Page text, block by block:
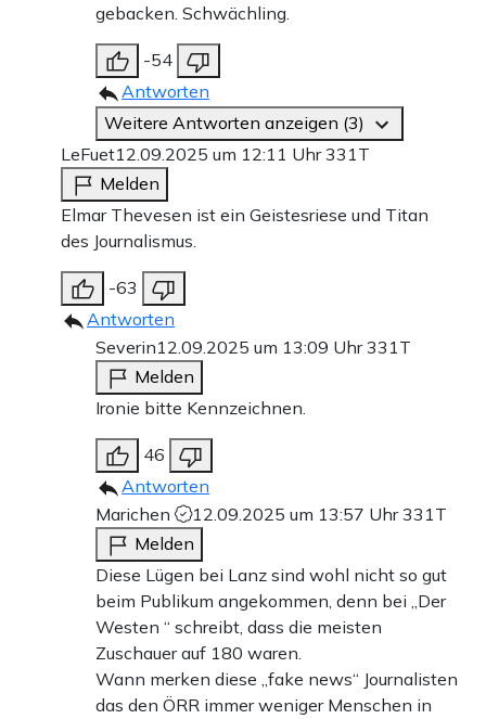
gebacken. Schwächling.
-54
Antworten
Weitere Antworten anzeigen (3)
LeFuet12.09.2025 um 12:11 Uhr331T
Melden
Elmar Thevesen ist ein Geistesriese und Titan
des Journalismus.
-63
Antworten
Severin12.09.2025 um 13:09 Uhr331T
Melden
Ironie bitte Kennzeichnen.
46
Antworten
Marichen
12.09.2025 um 13:57 Uhr331T
Melden
Diese Lügen bei Lanz sind wohl nicht so gut
beim Publikum angekommen, denn bei „Der
Westen “ schreibt, dass die meisten
Zuschauer auf 180 waren.
Wann merken diese „fake news“ Journalisten
das den ÖRR immer weniger Menschen in